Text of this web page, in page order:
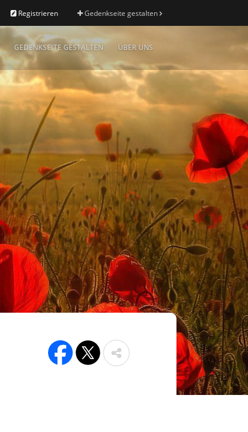
Registrieren Gedenkseite gestalten
GEDENKSEITE GESTALTEN ÜBER UNS